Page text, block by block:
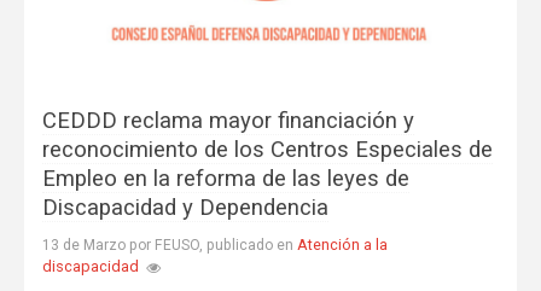
CEDDD reclama mayor financiación y
reconocimiento de los Centros Especiales de
Empleo en la reforma de las leyes de
Discapacidad y Dependencia
13 de Marzo por FEUSO, publicado en Atención a la
discapacidad